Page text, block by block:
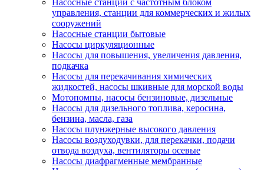
Насосные станции с частотным блоком
управления, станции для коммерческих и жилых
сооружений
Насосные станции бытовые
Насосы циркуляционные
Насосы для повышения, увеличения давления,
подкачка
Насосы для перекачивания химических
жидкостей, насосы шкивные для морской воды
Мотопомпы, насосы бензиновые, дизельные
Насосы для дизельного топлива, керосина,
бензина, масла, газа
Насосы плунжерные высокого давления
Насосы воздуходувки, для перекачки, подачи
отвода воздуха, вентиляторы осевые
Насосы диафрагменные мембранные